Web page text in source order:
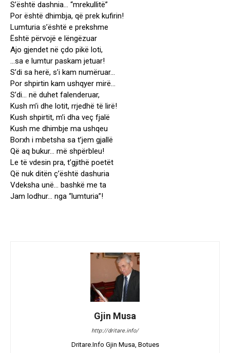
S’është dashnia… “mrekullitë”
Por është dhimbja, që prek kufirin!
Lumturia s’është e prekshme
Është përvojë e lëngëzuar
Ajo gjendet në çdo pikë loti,
…sa e lumtur paskam jetuar!
S’di sa herë, s’i kam numëruar…
Por shpirtin kam ushqyer mirë…
S’di… në duhet falenderuar,
Kush m’i dhe lotit, rrjedhë të lirë!
Kush shpirtit, m’i dha veç fjalë
Kush me dhimbje ma ushqeu
Borxh i mbetsha sa t’jem gjallë
Që aq bukur… më shpërbleu!
Le të vdesin pra, t’gjithë poetët
Që nuk ditën ç’është dashuria
Vdeksha unë… bashkë me ta
Jam lodhur… nga “lumturia”!
Gjin Musa
http://dritare.info/
Dritare.Info Gjin Musa, Botues